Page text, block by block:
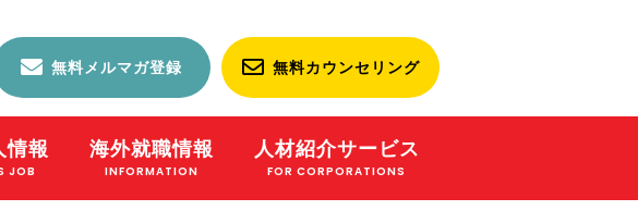
無料メルマガ登録 無料カウンセリング
情報
JOB
海外就職情報
INFORMATION
人材紹介サービス
FOR CORPORATIONS